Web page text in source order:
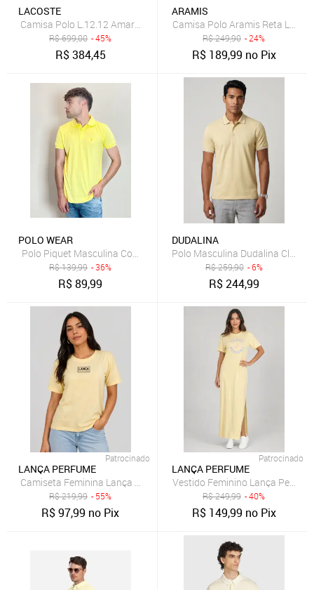
LACOSTE
Camisa Polo L.12.12 Amarelo
R$699,00 - 45%
R$384,45
ARAMIS
Camisa Polo Aramis Reta Logo
R$249,90 - 24%
R$ 189,99 no Pix
POLO WEAR
Polo Piquet Masculina Com Botões Polo Wear Amarelo Claro
R$139,99 - 36%
R$89,99
DUDALINA
Polo Masculina Dudalina
R$259,90 - 6%
R$244,99
Patrocinado
LANÇA PERFUME
Camiseta Feminina Lança Perfume Logo Amarelo
R$219,99 - 55%
R$97,99 no Pix
Patrocinado
LANÇA PERFUME
Vestido Feminino Lança
R$249,99 - 40%
R$ 149,99 no Pix